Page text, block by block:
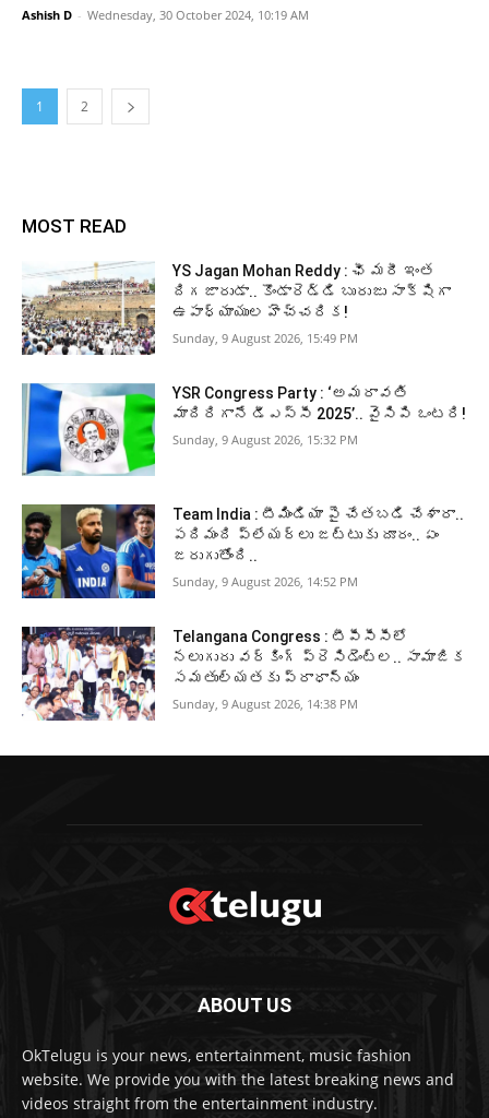
Ashish D - Wednesday, 30 October 2024, 10:19 AM
1 2
MOST READ
YS Jagan Mohan Reddy : ఛీ మరీ ఇంత
దిగజారుడా.. కొండారెడ్డి బురుజు సాక్షిగా
ఉపాధ్యాయుల హెచ్చరిక!
Sunday, 9 August 2026, 15:49 PM
YSR Congress Party : ‘అమరావతి
మాదిరిగానే డీఎస్సీ 2025’.. వైసిపి ఒంటరి!
Sunday, 9 August 2026, 15:32 PM
Team India : టీమిండియా పై చేతబడి చేశారా..
పదిమంది ప్లేయర్లు జట్టుకు దూరం.. ఏం
జరుగుతోంది..
Sunday, 9 August 2026, 14:52 PM
Telangana Congress : టీపీసీసీలో
నలుగురు వర్కింగ్‌ ప్రెసిడెంట్ల.. సామాజిక
సమతుల్యతకు ప్రాధాన్యం
Sunday, 9 August 2026, 14:38 PM
ABOUT US
OkTelugu is your news, entertainment, music fashion
website. We provide you with the latest breaking news and
videos straight from the entertainment industry.